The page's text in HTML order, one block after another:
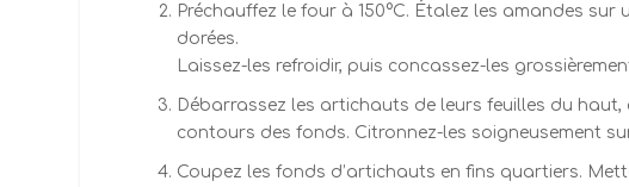
Préchauffez le four à 150°C. Étalez les amandes
dorées.
Laissez-les refroidir, puis concassez-les
Débarrassez les artichauts de leurs feuilles du
contours des fonds. Citronnez-les soigneusement
Coupez les fonds d’artichauts en fins quartiers.